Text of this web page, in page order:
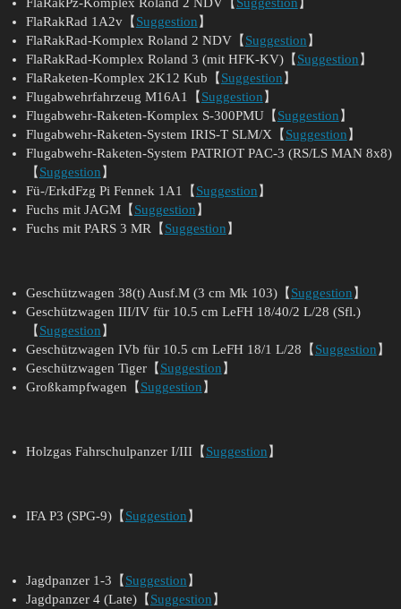
FlaRakRad 1A2v【 Suggestion 】
FlaRakRad-Komplex Roland 2 NDV【 Suggestion 】
FlaRakRad-Komplex Roland 3 (mit HFK-KV)【 Suggestion 】
FlaRaketen-Komplex 2K12 Kub【 Suggestion 】
Flugabwehrfahrzeug M16A1【 Suggestion 】
Flugabwehr-Raketen-Komplex S-300PMU【 Suggestion 】
Flugabwehr-Raketen-System IRIS-T SLM/X【 Suggestion 】
Flugabwehr-Raketen-System PATRIOT PAC-3 (RS/LS MAN 8x8)
【 Suggestion 】
Fü-/ErkdFzg Pi Fennek 1A1【 Suggestion 】
Fuchs mit JAGM【 Suggestion 】
Fuchs mit PARS 3 MR【 Suggestion 】
Geschützwagen 38(t) Ausf.M (3 cm Mk 103)【 Suggestion 】
Geschützwagen III/IV für 10.5 cm LeFH 18/40/2 L/28 (Sfl.)
【 Suggestion 】
Geschützwagen IVb für 10.5 cm LeFH 18/1 L/28【 Suggestion 】
Geschützwagen Tiger【 Suggestion 】
Großkampfwagen【 Suggestion 】
Holzgas Fahrschulpanzer I/III【 Suggestion 】
IFA P3 (SPG-9)【 Suggestion 】
Jagdpanzer 1-3【 Suggestion 】
Jagdpanzer 4 (Late)【 Suggestion 】